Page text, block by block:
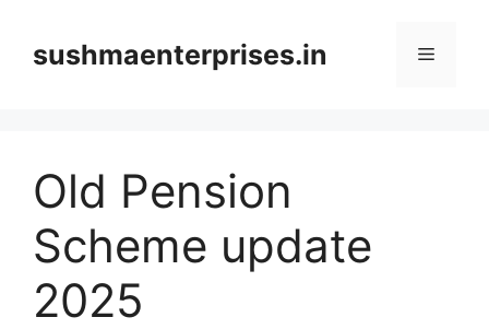
contentsushmaenterprises.in Menu
Old Pension
Scheme update
2025